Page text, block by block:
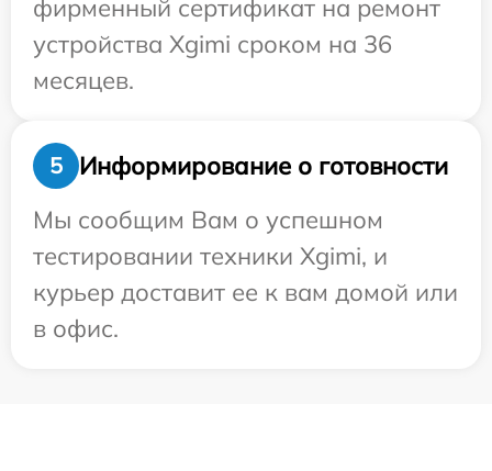
фирменный сертификат на ремонт
устройства Xgimi сроком на 36
месяцев.
5
Информирование о готовности
Мы сообщим Вам о успешном
тестировании техники Xgimi, и
курьер доставит ее к вам домой или
в офис.